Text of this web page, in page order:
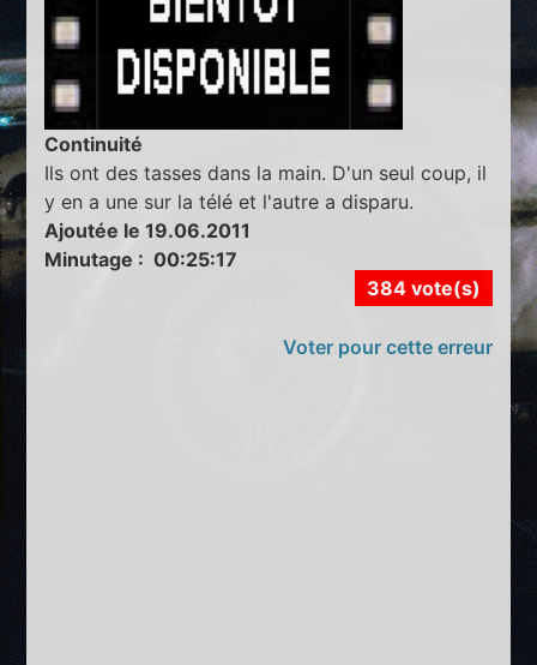
Continuité
Ils ont des tasses dans la main. D'un seul coup, il
y en a une sur la télé et l'autre a disparu.
Ajoutée le 19.06.2011
Minutage : 00:25:17
384 vote(s)
Voter pour cette erreur